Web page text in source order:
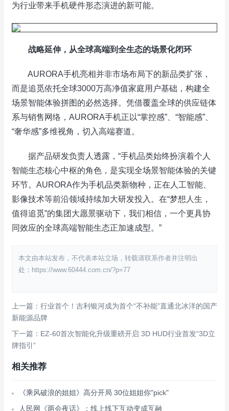
为行业带来手机硬件形态演进的新可能。
战略延伸，从全球高端到全生态的场景化闭环
AURORA手机亮相并非市场布局下的新品类扩张，
而是追觅依托全球3000万高净值家庭用户基础，构建全
场景智能体验拼图的必然选择。凭借覆盖全球的供应链体
系与销售网络，AURORA手机正以“掌控感”、“智能感”、
“奢华感”多维视角，切入高端赛道。
据产品研发负责人透露，“手机品类始终扮演着个人
智能生态核心中枢的角色，是实现全场景智能体验的关键
环节。AURORA作为手机品类新物种，正在人工智能、
影像技术等前沿领域持续加大研发投入。在“梦想人生，
值得追觅”的集团大愿景驱动下，我们相信，一个更具协
同效应的全球高端智能生态正加速成型。”
本文由本站发布，不代表本站立场，转载请联系作者并注明出
处：https://www.60444.com.cn/?p=77
上一篇：行业首个！吉利银河成为首个“不补能”直通北冰洋的国产
新能源品牌
下一篇：EZ-60首次智能化升级重磅开启 3D HUD行业首发“3D立
牌指引”
相关推荐
《乘风破浪的姐姐》高分开局 30位姐姐你"pick"
人民网《两会夜话》：线上线下互动变成互融